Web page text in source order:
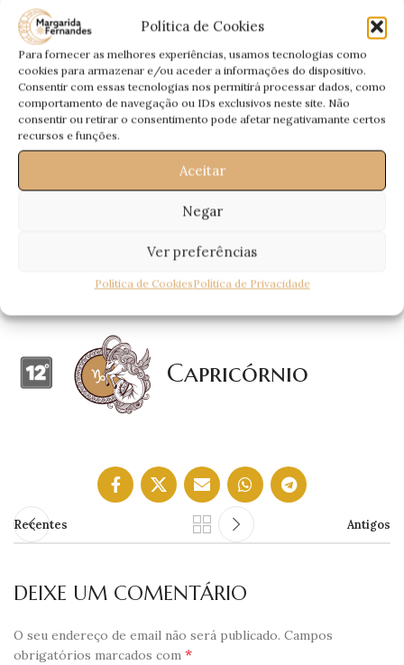
Política de Cookies
Para fornecer as melhores experiências, usamos tecnologias como
cookies para armazenar e/ou aceder a informações do dispositivo.
Consentir com essas tecnologias nos permitirá processar dados, como
comportamento de navegação ou IDs exclusivos neste site. Não
consentir ou retirar o consentimento pode afetar negativamante certos
recursos e funções.
Aceitar
Negar
Ver preferências
Política de CookiesPolítica de Privacidade
Touro
Escorpião
Capricórnio
Recentes Antigos
DEIXE UM COMENTÁRIO
O seu endereço de email não será publicado. Campos
obrigatórios marcados com *